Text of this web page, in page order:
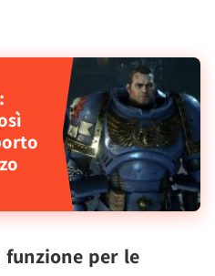
funzione per le